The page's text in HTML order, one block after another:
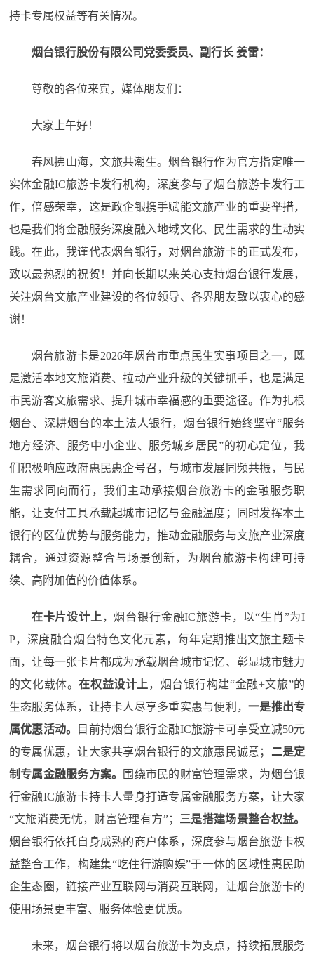
持卡专属权益等有关情况。
烟台银行股份有限公司党委委员、副行长 姜雷：
尊敬的各位来宾，媒体朋友们：
大家上午好！
春风拂山海，文旅共潮生。烟台银行作为官方指定唯一
实体金融IC旅游卡发行机构，深度参与了烟台旅游卡发行工
作，倍感荣幸，这是政企银携手赋能文旅产业的重要举措，
也是我们将金融服务深度融入地域文化、民生需求的生动实
践。在此，我谨代表烟台银行，对烟台旅游卡的正式发布，
致以最热烈的祝贺！并向长期以来关心支持烟台银行发展，
关注烟台文旅产业建设的各位领导、各界朋友致以衷心的感
谢！
烟台旅游卡是2026年烟台市重点民生实事项目之一，既
是激活本地文旅消费、拉动产业升级的关键抓手，也是满足
市民游客文旅需求、提升城市幸福感的重要途径。作为扎根
烟台、深耕烟台的本土法人银行，烟台银行始终坚守“服务
地方经济、服务中小企业、服务城乡居民”的初心定位，我
们积极响应政府惠民惠企号召，与城市发展同频共振，与民
生需求同向而行，我们主动承接烟台旅游卡的金融服务职
能，让支付工具承载起城市记忆与金融温度；同时发挥本土
银行的区位优势与服务能力，推动金融服务与文旅产业深度
耦合，通过资源整合与场景创新，为烟台旅游卡构建可持
续、高附加值的价值体系。
在卡片设计上 ，烟台银行金融IC旅游卡，以“生肖”为I
P，深度融合烟台特色文化元素，每年定期推出文旅主题卡
面，让每一张卡片都成为承载烟台城市记忆、彰显城市魅力
的文化载体。在权益设计上 ，烟台银行构建“金融+文旅”的
生态服务体系，让持卡人尽享多重实惠与便利，一是推出专
属优惠活动。
目前持烟台银行金融IC旅游卡可享受立减50元
的专属优惠，让大家共享烟台银行的文旅惠民诚意； 二是定
制专属金融服务方案。
围绕市民的财富管理需求，为烟台银
行金融IC旅游卡持卡人量身打造专属金融服务方案，让大家
“文旅消费无忧，财富管理有方”； 三是搭建场景整合权益。
烟台银行依托自身成熟的商户体系，深度参与烟台旅游卡权
益整合工作，构建集“吃住行游购娱”于一体的区域性惠民助
企生态圈，链接产业互联网与消费互联网，让烟台旅游卡的
使用场景更丰富、服务体验更优质。
未来，烟台银行将以烟台旅游卡为支点，持续拓展服务